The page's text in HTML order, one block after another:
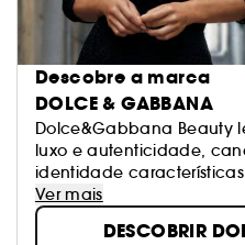
Descobre a marca
DOLCE & GABBANA
Dolce&Gabbana Beauty
luxo e autenticidade,
identidade
fragrâncias e fórmulas de
essencialmente criativas
Ver mais
DESCOBRIR